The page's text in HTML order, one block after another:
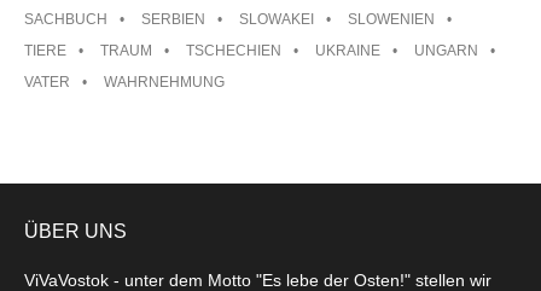
SACHBUCH
SERBIEN SLOWAKEI
SLOWENIEN
TIERE
TRAUM TSCHECHIEN UKRAINE
UNGARN
VATER
WAHRNEHMUNG
ÜBER UNS
ViVaVostok - unter dem Motto "Es lebe der Osten!" stellen wir